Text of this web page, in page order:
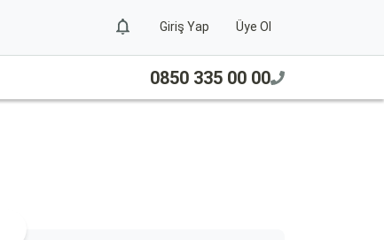
Giriş Yap Üye Ol
0850 335 00 00